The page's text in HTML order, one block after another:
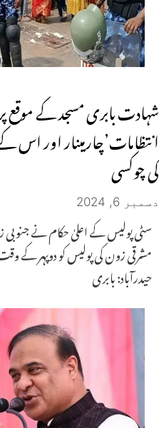
شہادت بابری مسجد کے موقع
انتظامات’چارمینار اور
کی چوکسی
دسمبر 6, 2024
سٹی پولیس کے اعلیٰ حکام نے
مشرقی زون کی پولیس کو دوپہر کے
حیدرآباد: بابری